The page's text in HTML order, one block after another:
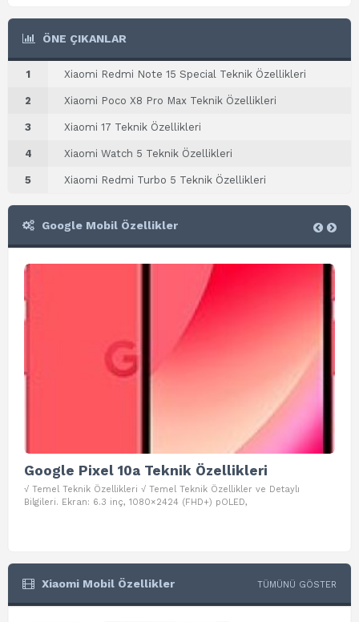
ÖNE ÇIKANLAR
1 Xiaomi Redmi Note 15 Special Teknik Özellikleri
2 Xiaomi Poco X8 Pro Max Teknik Özellikleri
3 Xiaomi 17 Teknik Özellikleri
4 Xiaomi Watch 5 Teknik Özellikleri
5 Xiaomi Redmi Turbo 5 Teknik Özellikleri
Google Mobil Özellikler
Google Pixel 10a Teknik Özellikleri
√ Temel Teknik Özellikleri √ Temel Teknik Özellikler ve Detaylı
Bilgileri. Ekran: 6.3 inç, 1080×2424 (FHD+) pOLED,
Xiaomi Mobil Özellikler TÜMÜNÜ GÖSTER